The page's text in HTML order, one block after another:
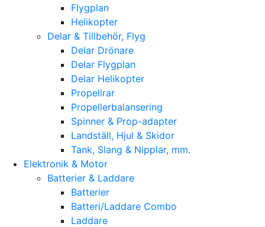
Flygplan
Helikopter
Delar & Tillbehör, Flyg
Delar Drönare
Delar Flygplan
Delar Helikopter
Propellrar
Propellerbalansering
Spinner & Prop-adapter
Landställ, Hjul & Skidor
Tank, Slang & Nipplar, mm.
Elektronik & Motor
Batterier & Laddare
Batterier
Batteri/Laddare Combo
Laddare